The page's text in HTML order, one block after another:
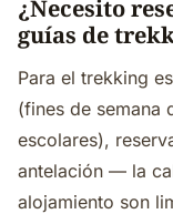
¿Necesito
guías de
Para el trekking
(fines de semana
escolares),
antelación — la
alojamiento son